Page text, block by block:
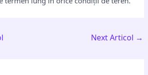
Next Articol →